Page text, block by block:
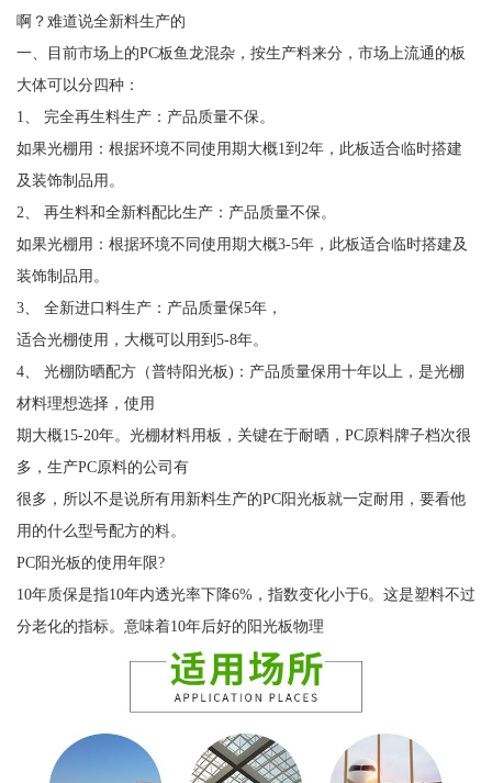
啊？难道说全新料生产的
一、目前市场上的PC板鱼龙混杂，按生产料来分，市场上流通的板
大体可以分四种：
1、 完全再生料生产：产品质量不保。
如果光棚用：根据环境不同使用期大概1到2年，此板适合临时搭建
及装饰制品用。
2、 再生料和全新料配比生产：产品质量不保。
如果光棚用：根据环境不同使用期大概3-5年，此板适合临时搭建及
装饰制品用。
3、 全新进口料生产：产品质量保5年，
适合光棚使用，大概可以用到5-8年。
4、 光棚防晒配方（普特阳光板)：产品质量保用十年以上，是光棚
材料理想选择，使用
期大概15-20年。光棚材料用板，关键在于耐晒，PC原料牌子档次很
多，生产PC原料的公司有
很多，所以不是说所有用新料生产的PC阳光板就一定耐用，要看他
用的什么型号配方的料。
PC阳光板的使用年限?
10年质保是指10年内透光率下降6%，指数变化小于6。这是塑料不过
分老化的指标。意味着10年后好的阳光板物理